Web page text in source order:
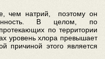
чем натрий, поэтому он
В целом, по
по территории
уровень хлора превышает
причиной этого является